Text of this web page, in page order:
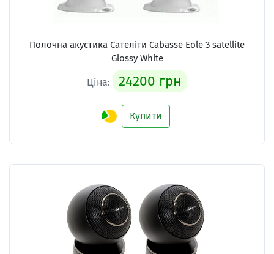
Полочна акустика Сателіти Cabasse Eole 3 satellite
Glossy White
Ціна: 24200 грн
Купити